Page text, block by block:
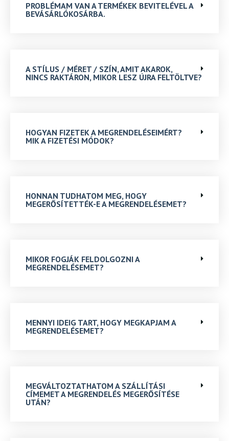
PROBLÉMAM VAN A TERMÉKEK BEVITELÉVEL A
BEVÁSÁRLÓKOSÁRBA.
A STÍLUS / MÉRET / SZÍN, AMIT AKAROK,
NINCS RAKTÁRON, MIKOR LESZ ÚJRA FELTÖLTVE?
HOGYAN FIZETEK A MEGRENDELÉSEIMÉRT?
MIK A FIZETÉSI MÓDOK?
HONNAN TUDHATOM MEG, HOGY
MEGERŐSÍTETTÉK-E A MEGRENDELÉSEMET?
MIKOR FOGJÁK FELDOLGOZNI A
MEGRENDELÉSEMET?
MENNYI IDEIG TART, HOGY MEGKAPJAM A
MEGRENDELÉSEMET?
MEGVÁLTOZTATHATOM A SZÁLLÍTÁSI
CÍMEMET A MEGRENDELÉS MEGERŐSÍTÉSE
UTÁN?